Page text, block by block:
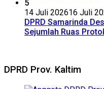
5
14 Juli 202616 Juli
DPRD Samarinda
Sejumlah Ruas
DPRD Prov. Kaltim